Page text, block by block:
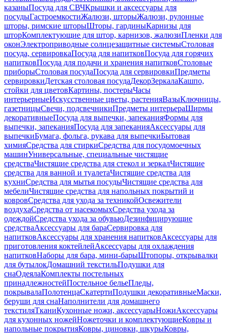
казаныПосуда для СВЧКрышки и аксессуары для
посудыГастроемкостиЖалюзи, шторыЖалюзи, рулонные
шторы, римские шторыШторы, гардиныКарнизы для
шторКомплектующие для штор, карнизов, жалюзиПленки для
оконЭлектроприводные солнцезащитные системыСтоловая
посуда, сервировкаПосуда для напитковПосуда для горячих
напитковПосуда для подачи и хранения напитковСтоловые
приборыСтоловая посудаПосуда для сервировкиПредметы
сервировкиДетская столовая посудаДекорЗеркалаКашпо,
стойки для цветовКартины, постерыЧасы
интерьерныеИскусственные цветы, растенияВазыКлючницы,
газетницыСвечи, подсвечникиПредметы интерьераШирмы
декоративныеПосуда для выпечки, запеканияФормы для
выпечки, запеканияПосуда для запеканияАксессуары для
выпечкиБумага, фольга, рукава для выпечкиБытовая
химияСредства для стиркиСредства для посудомоечных
машинУниверсальные, специальные чистящие
средстваЧистящие средства для стекол и зеркалЧистящие
средства для ванной и туалетаЧистящие средства для
кухниСредства для мытья посудыЧистящие средства для
мебелиЧистящие средства для напольных покрытий и
ковровСредства для ухода за техникойОсвежители
воздухаСредства от насекомыхСредства ухода за
одеждойСредства ухода за обувьюДезинфицирующие
средстваАксессуары для бараСервировка для
напитковАксессуары для хранения напитковАксессуары для
приготовления коктейлейАксессуары для охлаждения
напитковНаборы для бара, мини-барыШтопоры, открывалки
для бутылокДомашний текстильПодушки для
снаОдеялаКомплекты постельных
принадлежностейПостельное бельеПледы,
покрывалаПолотенцаСкатертиПодушки декоративныеМаски,
беруши для снаНаполнители для домашнего
текстиляТканиКухонные ножи, аксессуарыНожиАксессуары
для кухонных ножейНожеточки и комплектующиеКовры и
напольные покрытияКовры, циновки, шкурыКовры,